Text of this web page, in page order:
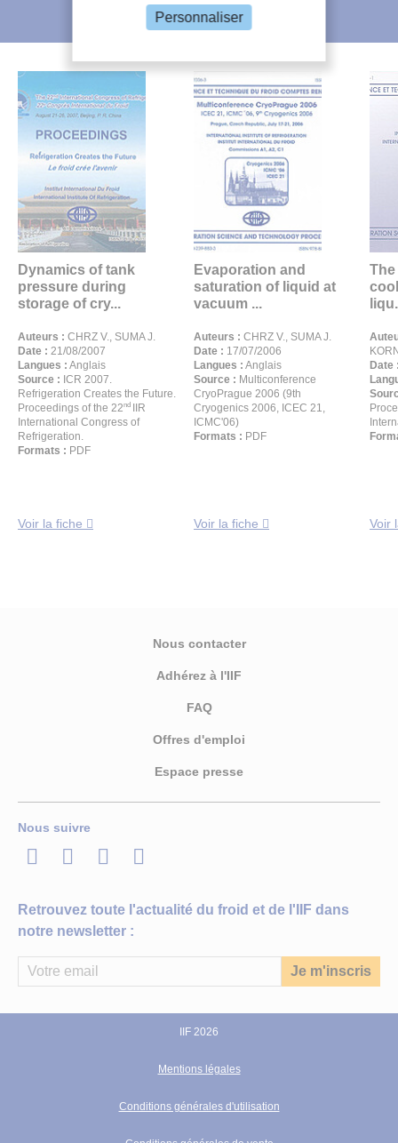
L'IIF vous recommande
Dynamics of tank
pressure during
storage of cry...
Auteurs : CHRZ V., SUMA J.
Date : 21/08/2007
Langues : Anglais
Source : ICR 2007.
Refrigeration Creates the Future.
Proceedings of the 22nd
IIR
International Congress of
Refrigeration.
Formats : PDF
Voir la fiche
Evaporation and
saturation of liquid at
vacuum ...
Auteurs : CHRZ V., SUMA J.
Date : 17/07/2006
Langues : Anglais
Source : Multiconference
CryoPrague 2006 (9th
Cryogenics 2006, ICEC 21,
ICMC'06)
Formats : PDF
Voir la fiche
Date
Voir
Nous contacter
Adhérez à l'IIF
FAQ
Offres d'emploi
Espace presse
Nous suivre
LinkedInTwitterFacebook
Youtube
Retrouvez toute l'actualité du froid et de l'IIF dans
notre newsletter :
IIF 2026
Mentions légales
Conditions générales d'utilisation
Personnaliser